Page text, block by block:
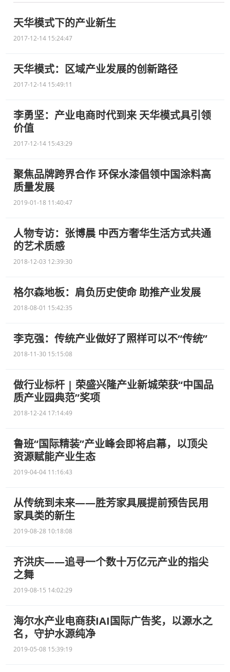
天华模式下的产业新生
2017-12-14 15:24:47
天华模式：区域产业发展的创新路径
2017-12-14 15:49:11
李勇坚：产业电商时代到来 天华模式具引领
价值
2017-12-14 15:43:29
聚焦品牌跨界合作 环保水漆倡领中国涂料高
质量发展
2019-01-18 11:40:47
人物专访：张博晨 中西方奢华生活方式共通
的艺术质感
2018-12-03 12:39:30
格尔森地板：肩负历史使命 助推产业发展
2018-08-01 15:42:35
李克强：传统产业做好了照样可以不“传统”
2018-11-30 15:15:08
做行业标杆 | 荣盛兴隆产业新城荣获“中国品
质产业园典范”奖项
2018-12-24 17:14:49
鲁班“国际精装”产业峰会即将启幕，以顶尖
资源赋能产业生态
2019-04-04 11:16:43
从传统到未来——胜芳家具展提前预告民用
家具类的新生
2019-08-28 10:18:08
齐洪庆——追寻一个数十万亿元产业的指尖
之舞
2019-08-15 14:02:29
海尔水产业电商获IAI国际广告奖，以源水之
名，守护水源纯净
2019-05-08 15:39:19